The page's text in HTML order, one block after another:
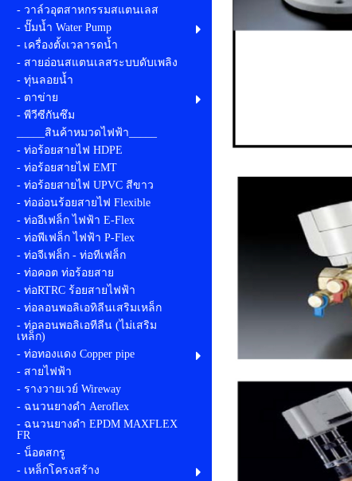
- วาล์วอุตสาหกรรมสแตนเลส
- ปั๊มน้ำ Water Pump
- เครื่องตั้งเวลารดน้ำ
- สายอ่อนสแตนเลสระบบดับเพลิง
- ทุ่นลอยน้ำ
- ตาข่าย
- พีวีซีกันซึม
_____สินค้าหมวดไฟฟ้า_____
- ท่อร้อยสายไฟ HDPE
- ท่อร้อยสายไฟ EMT
- ท่อร้อยสายไฟ UPVC สีขาว
- ท่ออ่อนร้อยสายไฟ Flexible
- ท่ออีเฟล็ก ไฟฟ้า E-Flex
- ท่อพีเฟล็ก ไฟฟ้า P-Flex
- ท่อจีเฟล็ก - ท่อทีเฟล็ก
- ท่อคอต ท่อร้อยสาย
- ท่อRTRC ร้อยสายไฟฟ้า
- ท่อลอนพอลิเอทิลีนเสริมเหล็ก
- ท่อลอนพอลิเอทีลีน (ไม่เสริม
เหล็ก)
- ท่อทองแดง Copper pipe
- สายไฟฟ้า
- รางวายเวย์ Wireway
- ฉนวนยางดำ Aeroflex
- ฉนวนยางดำ EPDM MAXFLEX
FR
- น็อตสกรู
- เหล็กโครงสร้าง